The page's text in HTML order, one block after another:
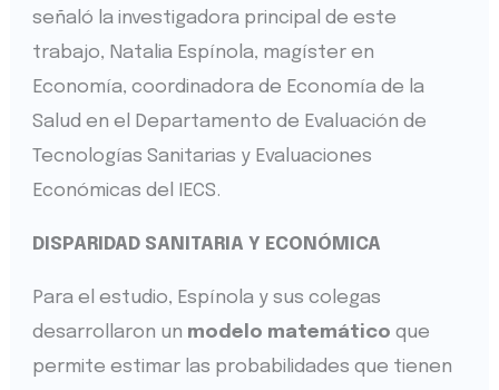
señaló la investigadora principal de este
trabajo, Natalia Espínola, magíster en
Economía, coordinadora de Economía de la
Salud en el Departamento de Evaluación de
Tecnologías Sanitarias y Evaluaciones
Económicas del IECS.
DISPARIDAD SANITARIA Y ECONÓMICA
Para el estudio, Espínola y sus colegas
desarrollaron un modelo matemático que
permite estimar las probabilidades que tienen